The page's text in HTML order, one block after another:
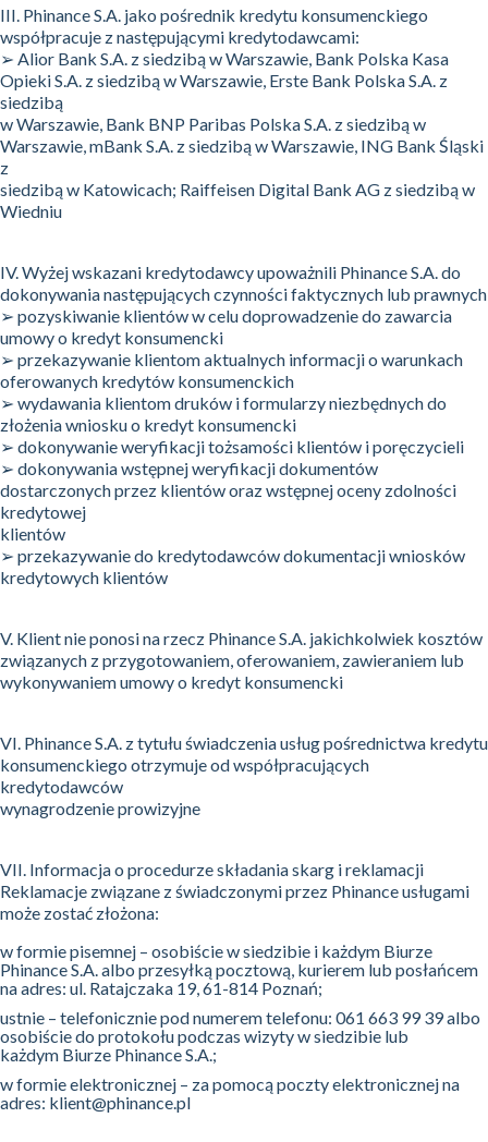
III. Phinance S.A. jako pośrednik kredytu konsumenckiego
współpracuje z następującymi kredytodawcami:
➢ Alior Bank S.A. z siedzibą w Warszawie, Bank Polska Kasa
Opieki S.A. z siedzibą w Warszawie, Erste Bank Polska S.A. z
siedzibą
w Warszawie, Bank BNP Paribas Polska S.A. z siedzibą w
Warszawie, mBank S.A. z siedzibą w Warszawie, ING Bank Śląski
z
siedzibą w Katowicach; Raiffeisen Digital Bank AG z siedzibą w
Wiedniu
IV. Wyżej wskazani kredytodawcy upoważnili Phinance S.A. do
dokonywania następujących czynności faktycznych lub prawnych
➢ pozyskiwanie klientów w celu doprowadzenie do zawarcia
umowy o kredyt konsumencki
➢ przekazywanie klientom aktualnych informacji o warunkach
oferowanych kredytów konsumenckich
➢ wydawania klientom druków i formularzy niezbędnych do
złożenia wniosku o kredyt konsumencki
➢ dokonywanie weryfikacji tożsamości klientów i poręczycieli
➢ dokonywania wstępnej weryfikacji dokumentów
dostarczonych przez klientów oraz wstępnej oceny zdolności
kredytowej
klientów
➢ przekazywanie do kredytodawców dokumentacji wniosków
kredytowych klientów
V. Klient nie ponosi na rzecz Phinance S.A. jakichkolwiek kosztów
związanych z przygotowaniem, oferowaniem, zawieraniem lub
wykonywaniem umowy o kredyt konsumencki
VI. Phinance S.A. z tytułu świadczenia usług pośrednictwa kredytu
konsumenckiego otrzymuje od współpracujących
kredytodawców
wynagrodzenie prowizyjne
VII. Informacja o procedurze składania skarg i reklamacji
Reklamacje związane z świadczonymi przez Phinance usługami
może zostać złożona:
w formie pisemnej – osobiście w siedzibie i każdym Biurze
Phinance S.A. albo przesyłką pocztową, kurierem lub posłańcem
na adres: ul. Ratajczaka 19, 61-814 Poznań;
ustnie – telefonicznie pod numerem telefonu: 061 663 99 39 albo
osobiście do protokołu podczas wizyty w siedzibie lub
każdym Biurze Phinance S.A.;
w formie elektronicznej – za pomocą poczty elektronicznej na
adres: klient@phinance.pl